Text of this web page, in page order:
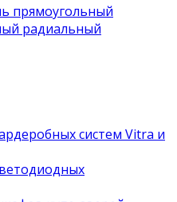
прямоугольный
радиальный
систем Vitra и